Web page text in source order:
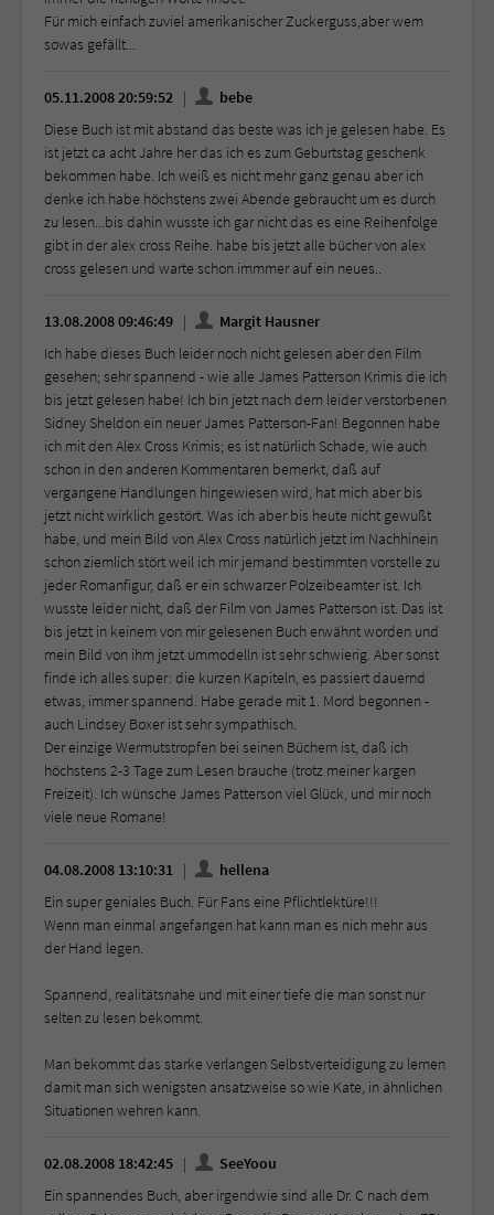
Für mich einfach zuviel amerikanischer Zuckerguss,aber wem
sowas gefällt...
05.11.2008 20:59:52
bebe
Diese Buch ist mit abstand das beste was ich je gelesen habe. Es
ist jetzt ca acht Jahre her das ich es zum Geburtstag geschenk
bekommen habe. Ich weiß es nicht mehr ganz genau aber ich
denke ich habe höchstens zwei Abende gebraucht um es durch
zu lesen...bis dahin wusste ich gar nicht das es eine Reihenfolge
gibt in der alex cross Reihe. habe bis jetzt alle bücher von alex
cross gelesen und warte schon immmer auf ein neues..
13.08.2008 09:46:49
Margit Hausner
Ich habe dieses Buch leider noch nicht gelesen aber den Film
gesehen; sehr spannend - wie alle James Patterson Krimis die ich
bis jetzt gelesen habe! Ich bin jetzt nach dem leider verstorbenen
Sidney Sheldon ein neuer James Patterson-Fan! Begonnen habe
ich mit den Alex Cross Krimis; es ist natürlich Schade, wie auch
schon in den anderen Kommentaren bemerkt, daß auf
vergangene Handlungen hingewiesen wird, hat mich aber bis
jetzt nicht wirklich gestört. Was ich aber bis heute nicht gewußt
habe, und mein Bild von Alex Cross natürlich jetzt im Nachhinein
schon ziemlich stört weil ich mir jemand bestimmten vorstelle zu
jeder Romanfigur, daß er ein schwarzer Polzeibeamter ist. Ich
wusste leider nicht, daß der Film von James Patterson ist. Das ist
bis jetzt in keinem von mir gelesenen Buch erwähnt worden und
mein Bild von ihm jetzt ummodelln ist sehr schwierig. Aber sonst
finde ich alles super: die kurzen Kapiteln, es passiert dauernd
etwas, immer spannend. Habe gerade mit 1. Mord begonnen -
auch Lindsey Boxer ist sehr sympathisch.
Der einzige Wermutstropfen bei seinen Büchern ist, daß ich
höchstens 2-3 Tage zum Lesen brauche (trotz meiner kargen
Freizeit). Ich wünsche James Patterson viel Glück, und mir noch
viele neue Romane!
04.08.2008 13:10:31
hellena
Ein super geniales Buch. Für Fans eine Pflichtlektüre!!!
Wenn man einmal angefangen hat kann man es nich mehr aus
der Hand legen.
Spannend, realitätsnahe und mit einer tiefe die man sonst nur
selten zu lesen bekommt.
Man bekommt das starke verlangen Selbstverteidigung zu lernen
damit man sich wenigsten ansatzweise so wie Kate, in ähnlichen
Situationen wehren kann.
02.08.2008 18:42:45
SeeYoou
Ein spannendes Buch, aber irgendwie sind alle Dr. C nach dem